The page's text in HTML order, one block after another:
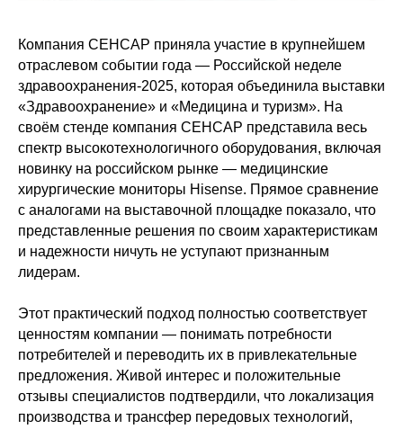
Компания СЕНСАР приняла участие в крупнейшем
отраслевом событии года — Российской неделе
здравоохранения-2025, которая объединила выставки
«Здравоохранение» и «Медицина и туризм». На
своём стенде компания СЕНСАР представила весь
спектр высокотехнологичного оборудования, включая
новинку на российском рынке — медицинские
хирургические мониторы Hisense. Прямое сравнение
с аналогами на выставочной площадке показало, что
представленные решения по своим характеристикам
и надежности ничуть не уступают признанным
лидерам.
Этот практический подход полностью соответствует
ценностям компании — понимать потребности
потребителей и переводить их в привлекательные
предложения. Живой интерес и положительные
отзывы специалистов подтвердили, что локализация
производства и трансфер передовых технологий,